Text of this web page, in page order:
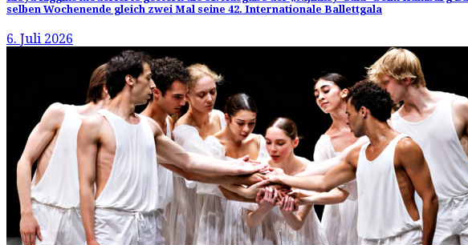
selben Wochenende gleich zwei Mal seine 42. Internationale Ballettgala
6. Juli 2026